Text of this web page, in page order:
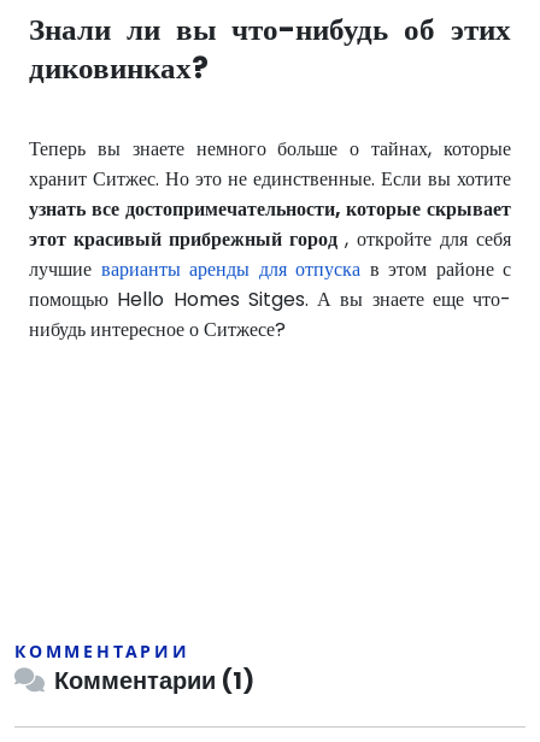
Знали ли вы что-нибудь об этих
диковинках?
Теперь вы знаете немного больше о тайнах, которые
хранит Ситжес. Но это не единственные. Если вы хотите
узнать все достопримечательности, которые скрывает
этот красивый прибрежный город, откройте для себя
лучшие варианты аренды для отпуска в этом районе с
помощью Hello Homes Sitges. А вы знаете еще что-
нибудь интересное о Ситжесе?
КОММЕНТАРИИ
Комментарии (1)